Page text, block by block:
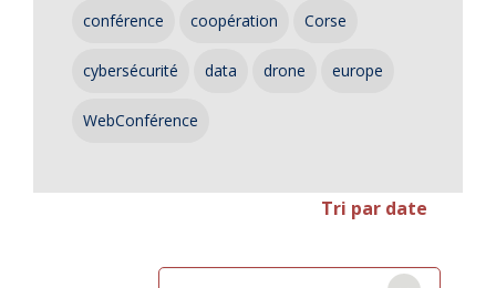
conférence coopération Corse
cybersécurité data drone europe
WebConférence
Tri par date